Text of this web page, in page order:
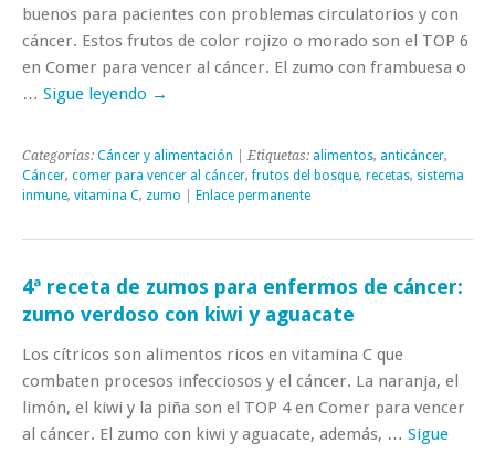
buenos para pacientes con problemas circulatorios y con
cáncer. Estos frutos de color rojizo o morado son el TOP 6
en Comer para vencer al cáncer. El zumo con frambuesa o
… Sigue leyendo →
Categorías: Cáncer y alimentación | Etiquetas: alimentos, anticáncer,
Cáncer, comer para vencer al cáncer,frutos del bosque, recetas, sistema
inmune, vitamina C, zumo Enlace permanente
4ª receta de zumos para enfermos de cáncer:
zumo verdoso con kiwi y aguacate
Los cítricos son alimentos ricos en vitamina C que
combaten procesos infecciosos y el cáncer. La naranja, el
limón, el kiwi y la piña son el TOP 4 en Comer para vencer
al cáncer. El zumo con kiwi y aguacate, además, … Sigue